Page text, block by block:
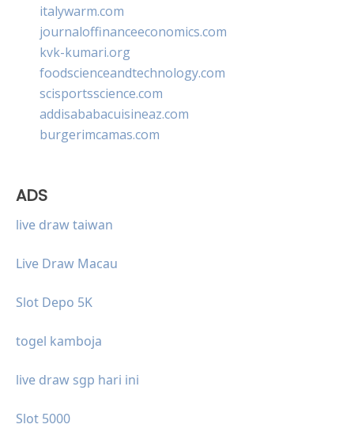
italywarm.com
journaloffinanceeconomics.com
kvk-kumari.org
foodscienceandtechnology.com
scisportsscience.com
addisababacuisineaz.com
burgerimcamas.com
ADS
live draw taiwan
Live Draw Macau
Slot Depo 5K
togel kamboja
live draw sgp hari ini
Slot 5000